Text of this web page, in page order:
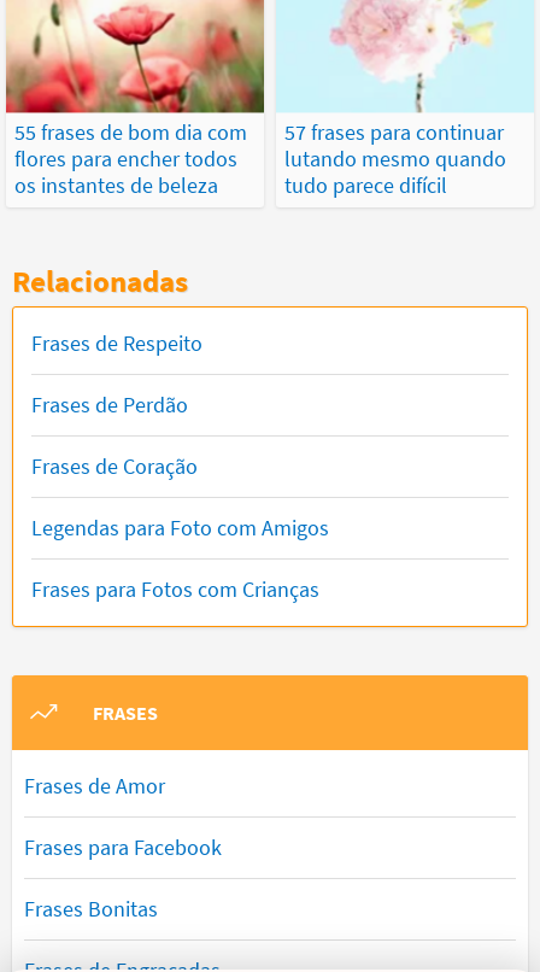
55 frases de bom dia com
flores para encher todos
os instantes de beleza
57 frases para continuar
lutando mesmo quando
tudo parece difícil
Relacionadas
Frases de Respeito
Frases de Perdão
Frases de Coração
Legendas para Foto com Amigos
Frases para Fotos com Crianças
FRASES
Frases de Amor
Frases para Facebook
Frases Bonitas